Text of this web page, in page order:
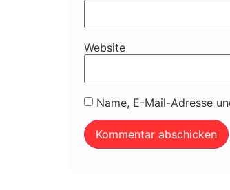
Website
Name, E-Mail-Adresse